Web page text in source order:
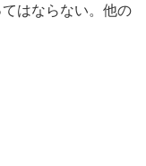
はならない。他の